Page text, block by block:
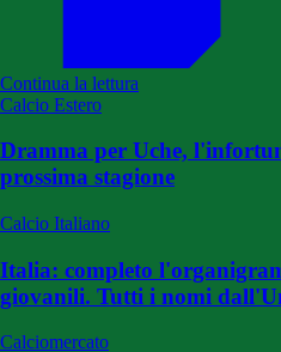
Continua la lettura
Calcio Estero
Dramma per Uche,
prossima stagione
Calcio Italiano
Italia: completo
giovanili. Tutti i nomi
Calciomercato